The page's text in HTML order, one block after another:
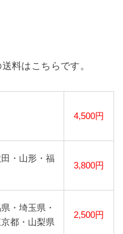
料はこちらです。
4,500円
・山形・福
3,800円
・埼玉県・
都・山梨県
2,500円